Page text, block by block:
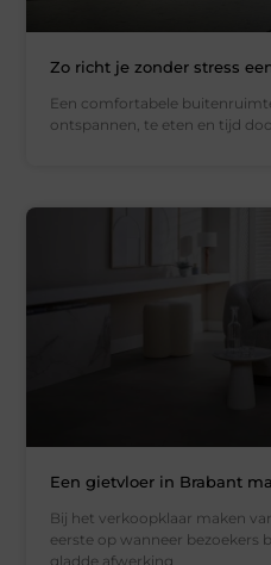
Zo richt je zonder stress
Een comfortabele
ontspannen, te eten en tijd
Een gietvloer in Brabant
Bij het verkoopklaar maken
eerste op wanneer bezoekers
gladde afwerking